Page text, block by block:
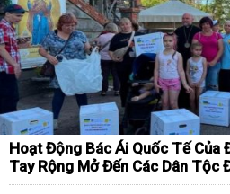
Hoạt Động Bác Ái Quốc Tế Của
Tay Rộng Mở Đến Các Dân Tộc